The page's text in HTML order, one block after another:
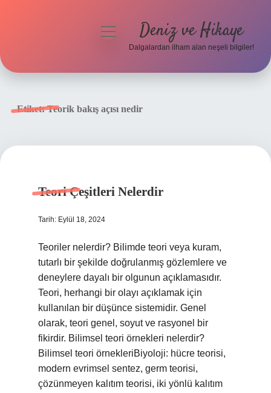
menüyü
Deniz ve Hikaye
Dalgalardan ilham alan neşeli bilgiler!
Etiket:Teorik bakış açısı nedir
Teori Çeşitleri Nelerdir
Tarih: Eylül 18, 2024
Teoriler nelerdir? Bilimde teori veya kuram,
tutarlı bir şekilde doğrulanmış gözlemlere ve
deneylere dayalı bir olgunun açıklamasıdır.
Teori, herhangi bir olayı açıklamak için
kullanılan bir düşünce sistemidir. Genel
olarak, teori genel, soyut ve rasyonel bir
fikirdir. Bilimsel teori örnekleri nelerdir?
Bilimsel teori örnekleriBiyoloji: hücre teorisi,
modern evrimsel sentez, germ teorisi,
çözünmeyen kalıtım teorisi, iki yönlü kalıtım